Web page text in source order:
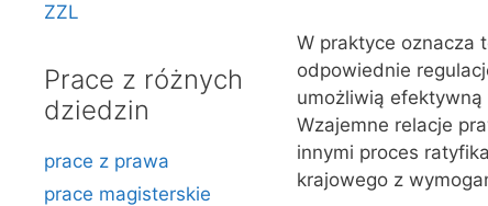
W praktyce oznacza
odpowiednie
umożliwią efektywną
Wzajemne relacje
innymi proces
krajowego z
ZZL
Prace z różnych
dziedzin
prace z prawa
prace magisterskie